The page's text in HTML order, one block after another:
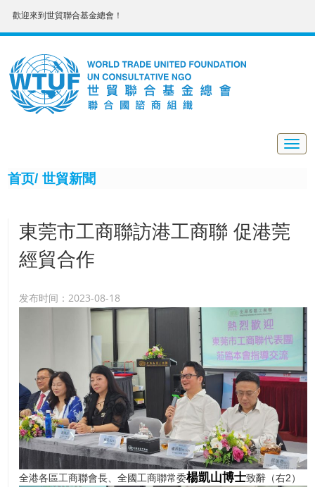
歡迎來到世貿聯合基金總會！
首页/ 世貿新聞
東莞市工商聯訪港工商聯 促港莞
經貿合作
发布时间：2023-08-18
8月15日，東莞市工商聯(總商會)主席黃建平及東莞市
委統戰部副部長、市工商聯黨組書記陳國良一行拜訪全
港各區工商聯，會晤全港各區工商聯首席會長、全國工
商聯常委盧錦欽博士 MH，全港各區工商聯會長、全國
工商聯常委楊凱山博士，及全港各區工商聯名譽顧問、
全球併購基金執行主席拿督斯里吳罡豪教授SSAP等成
員，雙方就兩地商貿合作進行交流。
全港各區工商聯會長、全國工商聯常委楊凱山博士致辭（右2）